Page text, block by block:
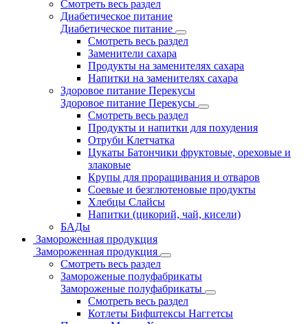
Смотреть весь раздел
Диабетическое питание
Диабетическое питание
Смотреть весь раздел
Заменители сахара
Продукты на заменителях сахара
Напитки на заменителях сахара
Здоровое питание Перекусы
Здоровое питание Перекусы
Смотреть весь раздел
Продукты и напитки для похудения
Отруби Клетчатка
Цукаты Батончики фруктовые, ореховые и
злаковые
Крупы для проращивания и отваров
Соевые и безглютеновые продукты
Хлебцы Слайсы
Напитки (цикорий, чай, кисели)
БАДы
Замороженная продукция
Замороженная продукция
Смотреть весь раздел
Замороженые полуфабрикаты
Замороженые полуфабрикаты
Смотреть весь раздел
Котлеты Бифштексы Наггетсы